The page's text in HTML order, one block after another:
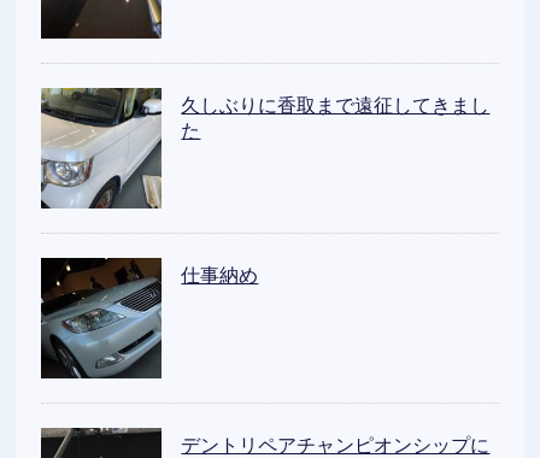
久しぶりに香取まで遠征してきまし
た
仕事納め
デントリペアチャンピオンシップに